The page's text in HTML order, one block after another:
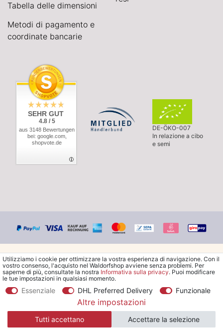
Tabella delle dimensioni
Metodi di pagamento e
coordinate bancarie
SEHR GUT
4.8 / 5
aus 3148 Bewertungen
bei: google.com,
shopvote.de
DE-ÖKO-007
In relazione a cibo
e semi
© Copyright 2026 Waldorfshop |Tutti i diritti riservati.
*Ordina la spedizione gratuita in Italia a partire da 99 €. Sono
escluse le merci ingombranti.
Utilizziamo i cookie per ottimizzare la vostra esperienza di navigazione. Con il
vostro consenso, l'acquisto nel Waldorfshop avviene senza problemi. Per
saperne di più, consultate la nostra Informativa sulla privacy. Puoi modificare
le tue impostazioni in qualsiasi momento.
Essenziale DHL Preferred Delivery Funzionale
Altre impostazioni
Tutti accettano Accettare la selezione